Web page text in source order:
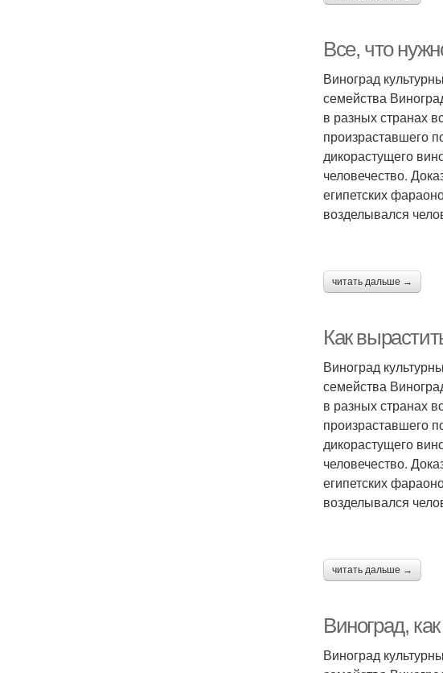
Все, что
Виноград
семейства
в разных странах
произраставшего
дикорастущего
человечество.
египетских
возделывался
читать дальше →
Как
Виноград
семейства
в разных странах
произраставшего
дикорастущего
человечество.
египетских
возделывался
читать дальше →
Виноград,
Виноград